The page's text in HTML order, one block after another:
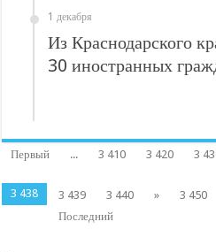
1 декабря
Из Краснодарского
30 иностранных
Первый ... 3 410 3 420 3
3 438
3 439 3 440 » 3 450
Последний